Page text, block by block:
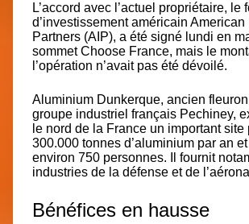
L’accord avec l’actuel propriétaire, le
d’investissement américain American
Partners (AIP), a été signé lundi en
sommet Choose France, mais le
l’opération n’avait pas été dévoilé.
Aluminium Dunkerque, ancien fleuron
groupe industriel français Pechiney,
le nord de la France un important site
300.000 tonnes d’aluminium par an
environ 750 personnes. I
l fournit
industries de la défense et de
Bénéfices en hausse